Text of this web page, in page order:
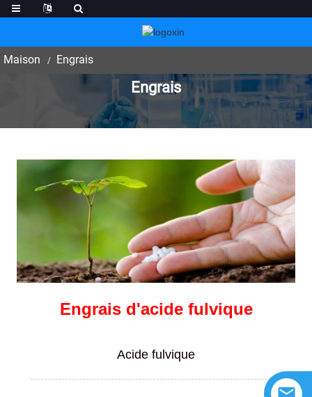
Maison Engrais
Engrais
Engrais d'acide fulvique
Acide fulvique